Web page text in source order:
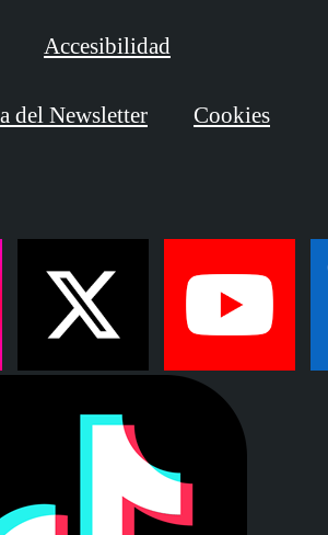
Accesibilidad
del Newsletter Cookies